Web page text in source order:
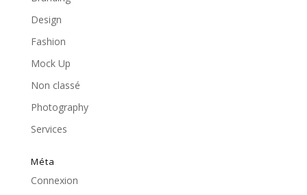
Design
Fashion
Mock Up
Non classé
Photography
Services
Méta
Connexion